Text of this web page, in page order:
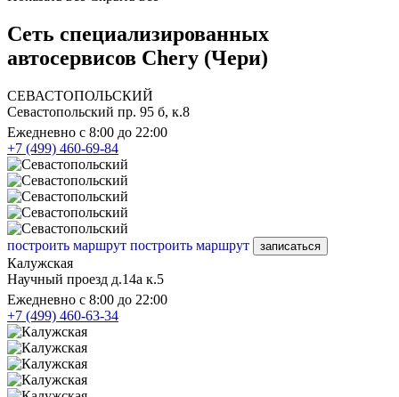
Сеть специализированных
автосервисов Chery (Чери)
СЕВАСТОПОЛЬСКИЙ
Севастопольский пр. 95 б, к.8
Ежедневно с 8:00 до 22:00
+7 (499) 460-69-84
построить маршрут построить маршрут записаться
Калужская
Научный проезд д.14а к.5
Ежедневно с 8:00 до 22:00
+7 (499) 460-63-34